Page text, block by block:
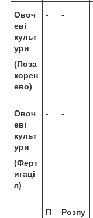
Овоч
еві
культ
ури
(Поза
корен
ево)
- -
Овоч
еві
культ
ури
(Ферт
игаці
я)
- -
П
Розпу